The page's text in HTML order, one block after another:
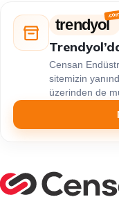
trendyol
Censan
sitemizin
üzerinden de